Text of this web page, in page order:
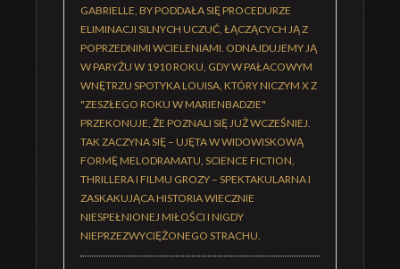
GABRIELLE, BY PODDAŁA SIĘ PROCEDURZE
ELIMINACJI SILNYCH UCZUĆ, ŁĄCZĄCYCH JĄ Z
POPRZEDNIMI WCIELENIAMI. ODNAJDUJEMY JĄ
W PARYŻU W 1910 ROKU, GDY W PAŁACOWYM
WNĘTRZU SPOTYKA LOUISA, KTÓRY NICZYM X Z
"ZESZŁEGO ROKU W MARIENBADZIE"
PRZEKONUJE, ŻE POZNALI SIĘ JUŻ WCZEŚNIEJ.
TAK ZACZYNA SIĘ – UJĘTA W WIDOWISKOWĄ
FORMĘ MELODRAMATU, SCIENCE FICTION,
THRILLERA I FILMU GROZY – SPEKTAKULARNA I
ZASKAKUJĄCA HISTORIA WIECZNIE
NIESPEŁNIONEJ MIŁOŚCI I NIGDY
NIEPRZEZWYCIĘŻONEGO STRACHU.